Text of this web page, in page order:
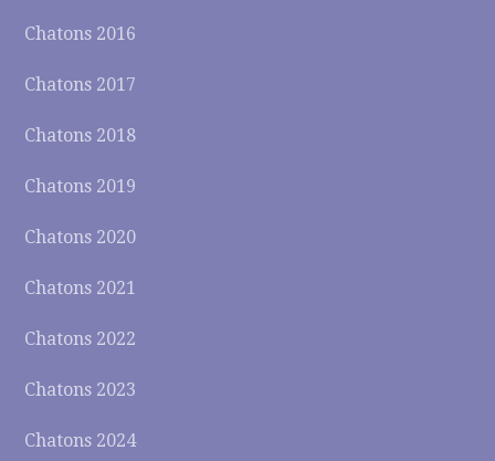
Chatons 2016
Chatons 2017
Chatons 2018
Chatons 2019
Chatons 2020
Chatons 2021
Chatons 2022
Chatons 2023
Chatons 2024